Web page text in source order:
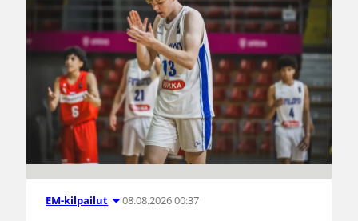
EM-kilpailut 08.08.2026 00:37